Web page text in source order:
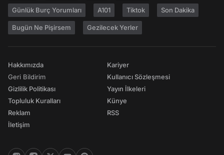
Günlük Burç Yorumları A101 Tiktok Son Dakika
Bugün Ne Pişirsem Gezilecek Yerler
Hakkımızda
Geri Bildirim
Gizlilik Politikası
Topluluk Kuralları
Reklam
İletişim
Kariyer
Kullanıcı Sözleşmesi
Yayın İlkeleri
Künye
RSS